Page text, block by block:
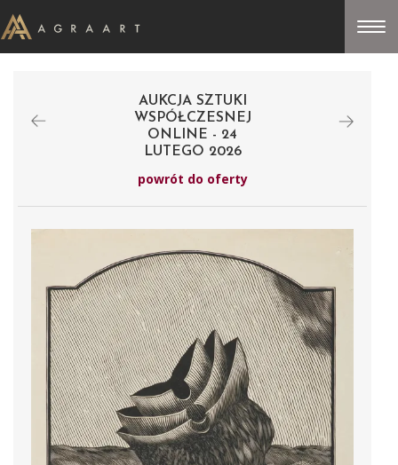
AUKCJA SZTUKI
WSPÓŁCZESNEJ
ONLINE - 24
LUTEGO 2026
powrót do oferty